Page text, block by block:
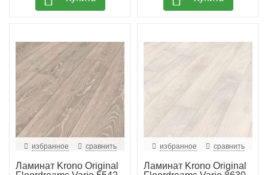
избранное сравнить
Ламинат Krono Original
избранное сравнить
Ламинат Krono Original